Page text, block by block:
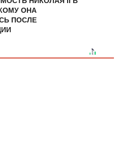
ОНА
ПОСЛЕ